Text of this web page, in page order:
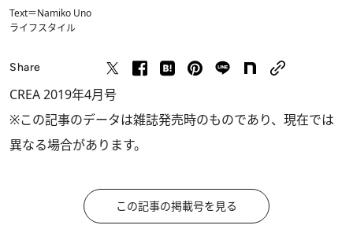
Text＝Namiko Uno
ライフスタイル
Share
CREA 2019年4月号
※この記事のデータは雑誌発売時のものであり、現在では
異なる場合があります。
この記事の掲載号を見る